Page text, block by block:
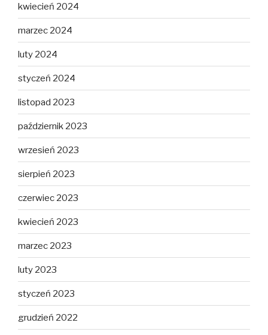
kwiecień 2024
marzec 2024
luty 2024
styczeń 2024
listopad 2023
październik 2023
wrzesień 2023
sierpień 2023
czerwiec 2023
kwiecień 2023
marzec 2023
luty 2023
styczeń 2023
grudzień 2022